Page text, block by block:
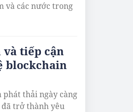
và các nước trong
tiếp cận
blockchain
phát thải ngày càng
trở thành yêu